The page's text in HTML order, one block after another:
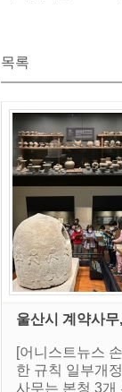
목록
울산시 계약사
[어니스트뉴스
한 규칙 일부개
사무는 본청 3개